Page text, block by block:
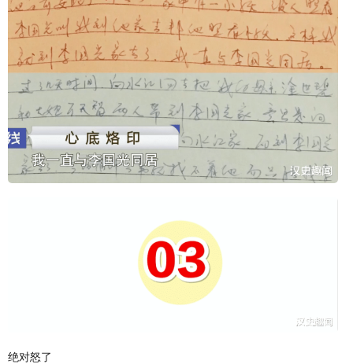
绝对怒了